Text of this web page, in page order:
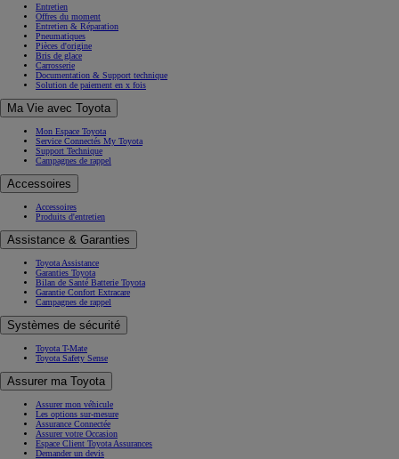
Entretien
Offres du moment
Entretien & Réparation
Pneumatiques
Pièces d'origine
Bris de glace
Carrosserie
Documentation & Support technique
Solution de paiement en x fois
Ma Vie avec Toyota
Mon Espace Toyota
Service Connectés My Toyota
Support Technique
Campagnes de rappel
Accessoires
Accessoires
Produits d'entretien
Assistance & Garanties
Toyota Assistance
Garanties Toyota
Bilan de Santé Batterie Toyota
Garantie Confort Extracare
Campagnes de rappel
Systèmes de sécurité
Toyota T-Mate
Toyota Safety Sense
Assurer ma Toyota
Assurer mon véhicule
Les options sur-mesure
Assurance Connectée
Assurer votre Occasion
Espace Client Toyota Assurances
Demander un devis